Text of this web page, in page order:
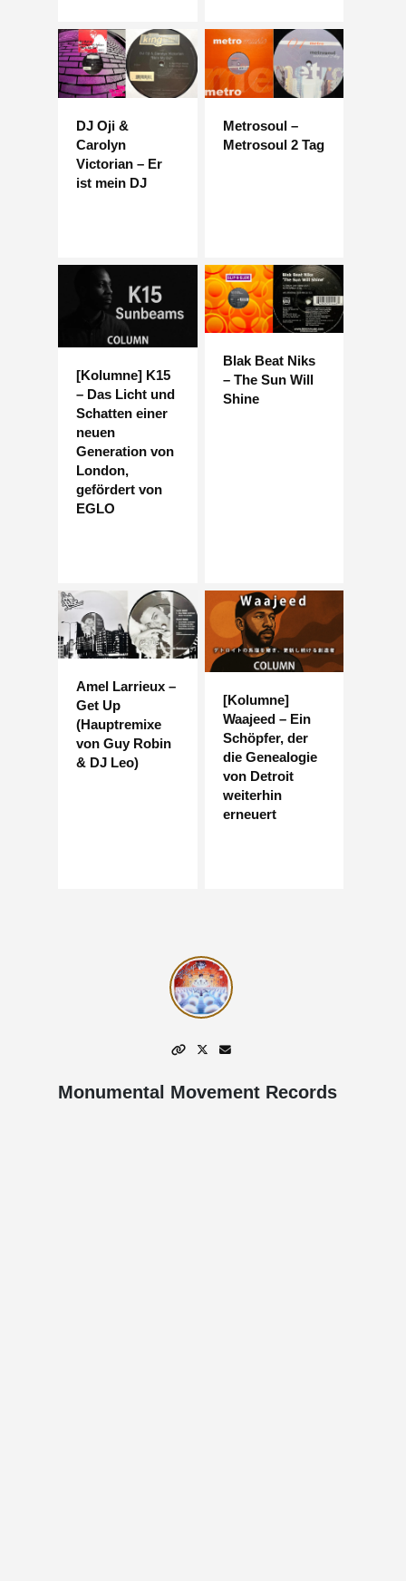
DJ Oji &
Carolyn
Victorian – Er
ist mein DJ
Metrosoul –
Metrosoul 2 Tag
[Kolumne] K15
– Das Licht und
Schatten einer
neuen
Generation von
London,
gefördert von
EGLO
Blak Beat Niks
– The Sun Will
Shine
Amel Larrieux –
Get Up
(Hauptremixe
von Guy Robin
& DJ Leo)
[Kolumne]
Waajeed – Ein
Schöpfer, der
die Genealogie
von Detroit
weiterhin
erneuert
Monumental Movement Records